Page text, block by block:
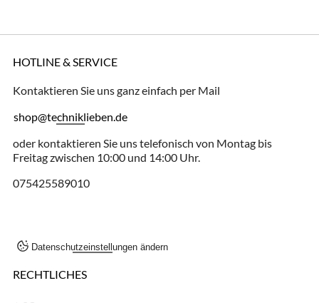
HOTLINE & SERVICE
Kontaktieren Sie uns ganz einfach per Mail
shop@techniklieben.de
oder kontaktieren Sie uns telefonisch von Montag bis
Freitag zwischen 10:00 und 14:00 Uhr.
075425589010
Datenschutzeinstellungen ändern
RECHTLICHES